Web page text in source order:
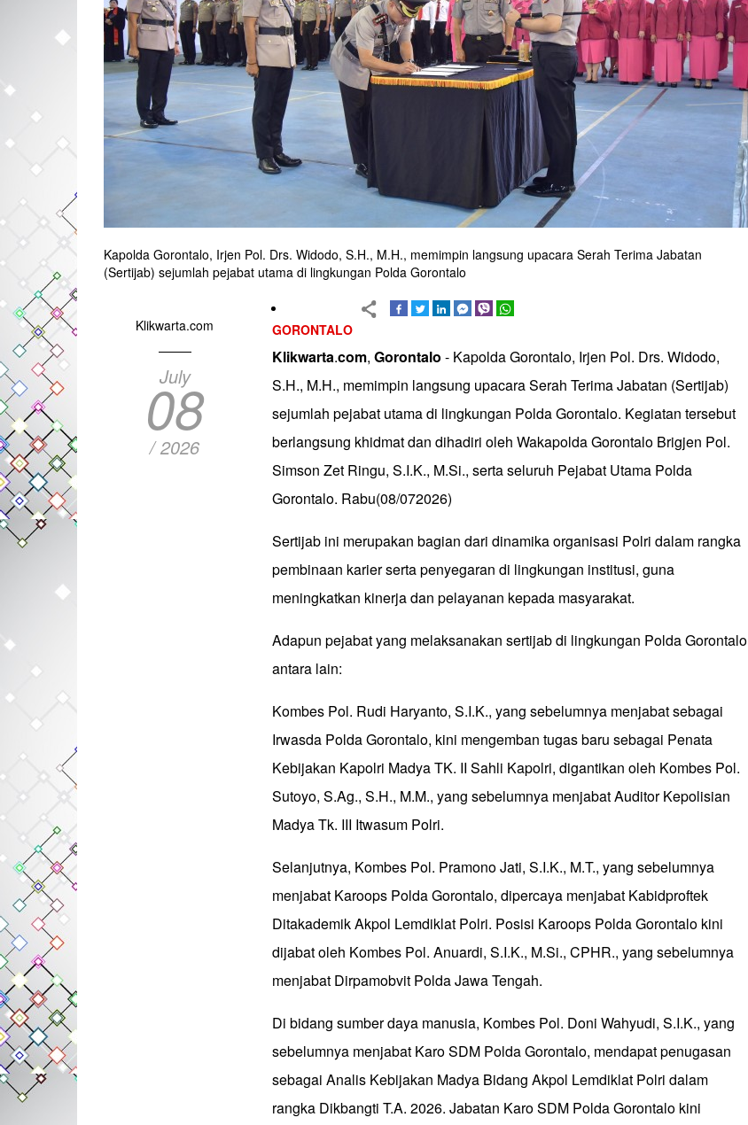
Kapolda Gorontalo, Irjen Pol. Drs. Widodo, S.H., M.H., memimpin langsung upacara Serah Terima Jabatan
(Sertijab) sejumlah pejabat utama di lingkungan Polda Gorontalo
Klikwarta.com
July
08
/ 2026
GORONTALO
Klikwarta.com, Gorontalo - Kapolda Gorontalo, Irjen Pol. Drs. Widodo,
S.H., M.H., memimpin langsung upacara Serah Terima Jabatan (Sertijab)
sejumlah pejabat utama di lingkungan Polda Gorontalo. Kegiatan tersebut
berlangsung khidmat dan dihadiri oleh Wakapolda Gorontalo Brigjen Pol.
Simson Zet Ringu, S.I.K., M.Si., serta seluruh Pejabat Utama Polda
Gorontalo. Rabu(08/072026)
Sertijab ini merupakan bagian dari dinamika organisasi Polri dalam rangka
pembinaan karier serta penyegaran di lingkungan institusi, guna
meningkatkan kinerja dan pelayanan kepada masyarakat.
Adapun pejabat yang melaksanakan sertijab di lingkungan Polda Gorontalo
antara lain:
Kombes Pol. Rudi Haryanto, S.I.K., yang sebelumnya menjabat sebagai
Irwasda Polda Gorontalo, kini mengemban tugas baru sebagai Penata
Kebijakan Kapolri Madya TK. II Sahli Kapolri, digantikan oleh Kombes Pol.
Sutoyo, S.Ag., S.H., M.M., yang sebelumnya menjabat Auditor Kepolisian
Madya Tk. III Itwasum Polri.
Selanjutnya, Kombes Pol. Pramono Jati, S.I.K., M.T., yang sebelumnya
menjabat Karoops Polda Gorontalo, dipercaya menjabat Kabidproftek
Ditakademik Akpol Lemdiklat Polri. Posisi Karoops Polda Gorontalo kini
dijabat oleh Kombes Pol. Anuardi, S.I.K., M.Si., CPHR., yang sebelumnya
menjabat Dirpamobvit Polda Jawa Tengah.
Di bidang sumber daya manusia, Kombes Pol. Doni Wahyudi, S.I.K., yang
sebelumnya menjabat Karo SDM Polda Gorontalo, mendapat penugasan
sebagai Analis Kebijakan Madya Bidang Akpol Lemdiklat Polri dalam
rangka Dikbangti T.A. 2026. Jabatan Karo SDM Polda Gorontalo kini